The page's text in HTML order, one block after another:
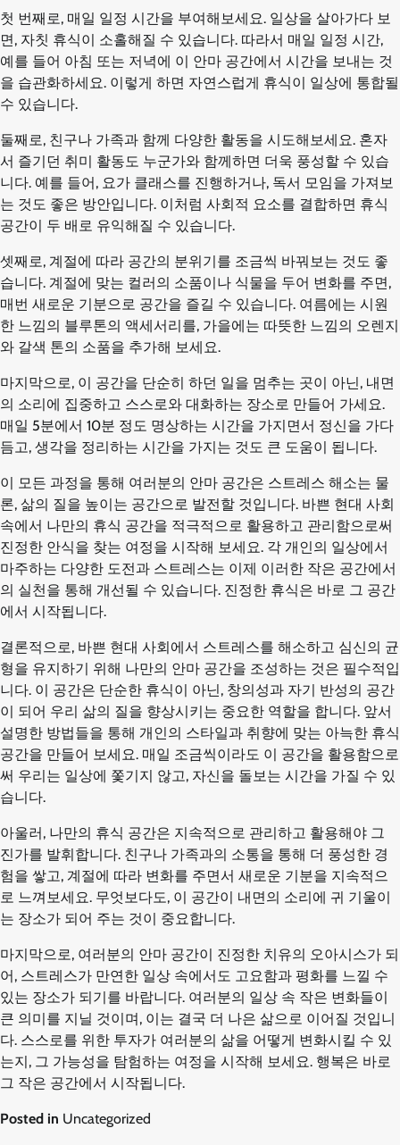
첫 번째로, 매일 일정 시간을 부여해보세요. 일상을 살아가다 보
면, 자칫 휴식이 소홀해질 수 있습니다. 따라서 매일 일정 시간,
예를 들어 아침 또는 저녁에 이 안마 공간에서 시간을 보내는 것
을 습관화하세요. 이렇게 하면 자연스럽게 휴식이 일상에 통합될
수 있습니다.
둘째로, 친구나 가족과 함께 다양한 활동을 시도해보세요. 혼자
서 즐기던 취미 활동도 누군가와 함께하면 더욱 풍성할 수 있습
니다. 예를 들어, 요가 클래스를 진행하거나, 독서 모임을 가져보
는 것도 좋은 방안입니다. 이처럼 사회적 요소를 결합하면 휴식
공간이 두 배로 유익해질 수 있습니다.
셋째로, 계절에 따라 공간의 분위기를 조금씩 바꿔보는 것도 좋
습니다. 계절에 맞는 컬러의 소품이나 식물을 두어 변화를 주면,
매번 새로운 기분으로 공간을 즐길 수 있습니다. 여름에는 시원
한 느낌의 블루톤의 액세서리를, 가을에는 따뜻한 느낌의 오렌지
와 갈색 톤의 소품을 추가해 보세요.
마지막으로, 이 공간을 단순히 하던 일을 멈추는 곳이 아닌, 내면
의 소리에 집중하고 스스로와 대화하는 장소로 만들어 가세요.
매일 5분에서 10분 정도 명상하는 시간을 가지면서 정신을 가다
듬고, 생각을 정리하는 시간을 가지는 것도 큰 도움이 됩니다.
이 모든 과정을 통해 여러분의 안마 공간은 스트레스 해소는 물
론, 삶의 질을 높이는 공간으로 발전할 것입니다. 바쁜 현대 사회
속에서 나만의 휴식 공간을 적극적으로 활용하고 관리함으로써
진정한 안식을 찾는 여정을 시작해 보세요. 각 개인의 일상에서
마주하는 다양한 도전과 스트레스는 이제 이러한 작은 공간에서
의 실천을 통해 개선될 수 있습니다. 진정한 휴식은 바로 그 공간
에서 시작됩니다.
결론적으로, 바쁜 현대 사회에서 스트레스를 해소하고 심신의 균
형을 유지하기 위해 나만의 안마 공간을 조성하는 것은 필수적입
니다. 이 공간은 단순한 휴식이 아닌, 창의성과 자기 반성의 공간
이 되어 우리 삶의 질을 향상시키는 중요한 역할을 합니다. 앞서
설명한 방법들을 통해 개인의 스타일과 취향에 맞는 아늑한 휴식
공간을 만들어 보세요. 매일 조금씩이라도 이 공간을 활용함으로
써 우리는 일상에 쫓기지 않고, 자신을 돌보는 시간을 가질 수 있
습니다.
아울러, 나만의 휴식 공간은 지속적으로 관리하고 활용해야 그
진가를 발휘합니다. 친구나 가족과의 소통을 통해 더 풍성한 경
험을 쌓고, 계절에 따라 변화를 주면서 새로운 기분을 지속적으
로 느껴보세요. 무엇보다도, 이 공간이 내면의 소리에 귀 기울이
는 장소가 되어 주는 것이 중요합니다.
마지막으로, 여러분의 안마 공간이 진정한 치유의 오아시스가 되
어, 스트레스가 만연한 일상 속에서도 고요함과 평화를 느낄 수
있는 장소가 되기를 바랍니다. 여러분의 일상 속 작은 변화들이
큰 의미를 지닐 것이며, 이는 결국 더 나은 삶으로 이어질 것입니
다. 스스로를 위한 투자가 여러분의 삶을 어떻게 변화시킬 수 있
는지, 그 가능성을 탐험하는 여정을 시작해 보세요. 행복은 바로
그 작은 공간에서 시작됩니다.
Posted in Uncategorized